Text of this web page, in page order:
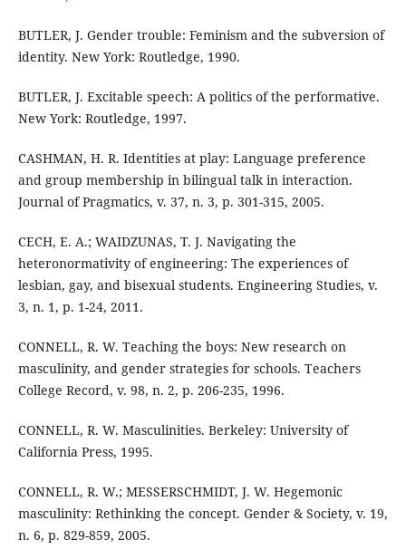
BUTLER, J. Gender trouble: Feminism and the subversion of
identity. New York: Routledge, 1990.
BUTLER, J. Excitable speech: A politics of the performative.
New York: Routledge, 1997.
CASHMAN, H. R. Identities at play: Language preference
and group membership in bilingual talk in interaction.
Journal of Pragmatics, v. 37, n. 3, p. 301-315, 2005.
CECH, E. A.; WAIDZUNAS, T. J. Navigating the
heteronormativity of engineering: The experiences of
lesbian, gay, and bisexual students. Engineering Studies, v.
3, n. 1, p. 1-24, 2011.
CONNELL, R. W. Teaching the boys: New research on
masculinity, and gender strategies for schools. Teachers
College Record, v. 98, n. 2, p. 206-235, 1996.
CONNELL, R. W. Masculinities. Berkeley: University of
California Press, 1995.
CONNELL, R. W.; MESSERSCHMIDT, J. W. Hegemonic
masculinity: Rethinking the concept. Gender & Society, v. 19,
n. 6, p. 829-859, 2005.